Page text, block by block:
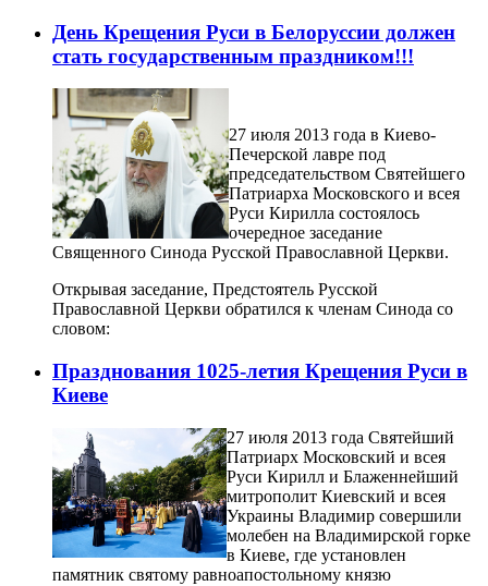
День Крещения Руси в Белоруссии должен
стать государственным праздником!!!
27 июля 2013 года в Киево-
Печерской лавре под
председательством Святейшего
Патриарха Московского и всея
Руси Кирилла состоялось
очередное заседание
Священного Синода Русской Православной Церкви.
Открывая заседание, Предстоятель Русской
Православной Церкви обратился к членам Синода со
словом:
Празднования 1025-летия Крещения Руси в
Киеве
27 июля 2013 года Святейший
Патриарх Московский и всея
Руси Кирилл и Блаженнейший
митрополит Киевский и всея
Украины Владимир совершили
молебен на Владимирской горке
в Киеве, где установлен
памятник святому равноапостольному князю